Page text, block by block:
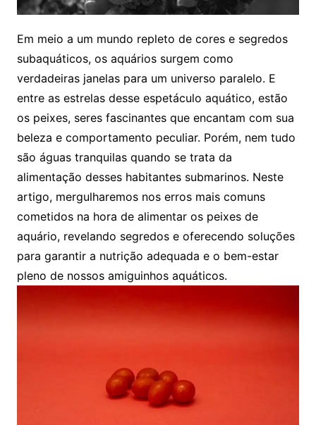
Em meio a um mundo repleto⁤ de cores ‍e segredos
subaquáticos, os aquários surgem como
verdadeiras janelas para um universo paralelo. ​E
entre as‌ estrelas desse‌ espetáculo‌ aquático, estão
os ⁤peixes, seres fascinantes que⁢ encantam com ⁤sua
beleza e comportamento ⁣peculiar. Porém, nem tudo
são águas ⁤tranquilas quando‍ se trata da ​
alimentação ⁢desses habitantes⁤ submarinos. Neste
artigo, mergulharemos nos erros mais⁢ comuns
cometidos na ‍hora de alimentar os peixes‍ de
aquário, revelando segredos e⁢ oferecendo soluções
para garantir⁢ a nutrição adequada⁢ e o bem-estar
pleno de nossos amiguinhos aquáticos.